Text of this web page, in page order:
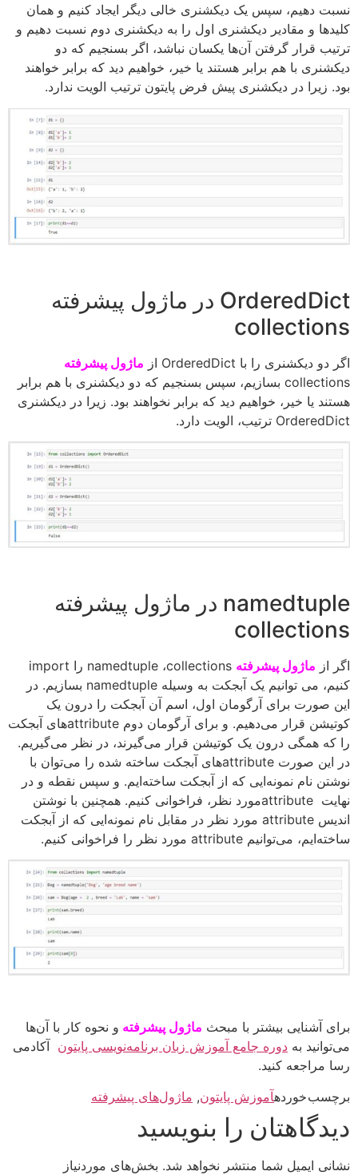
نسبت دهیم، سپس یک دیکشنری خالی دیگر ایجاد کنیم و همان
کلیدها و مقادیر دیکشنری اول را به دیکشنری دوم نسبت دهیم و
ترتیب قرار گرفتن آن‌ها یکسان نباشد، اگر بسنجیم که دو
دیکشنری با هم برابر هستند یا خیر، خواهیم دید که برابر خواهند
بود. زیرا در دیکشنری پیش فرض پایتون ترتیب الویت ندارد.
OrderedDict در ماژول پیشرفته
collections
اگر دو دیکشنری را با OrderedDict از
ماژول پیشرفته
collections بسازیم، سپس بسنجیم که دو دیکشنری با هم برابر
هستند یا خیر، خواهیم دید که برابر نخواهند بود. زیرا در دیکشنری
OrderedDict ترتیب، الویت دارد.
namedtuple در ماژول پیشرفته
collections
اگر از ماژول پیشرفته
namedtuple ،collections را import
کنیم، می توانیم یک آبجکت به وسیله namedtuple بسازیم. در
این صورت برای آرگومان اول، اسم آن آبجکت را درون یک
کوتیشن قرار می‌دهیم. و برای آرگومان دوم attributeهای آبجکت
را که همگی درون یک کوتیشن قرار می‌گیرند، در نظر می‌گیریم.
در این صورت attributeهای آبجکت ساخته شده را می‌توان با
نوشتن نام نمونه‌ایی که از آبجکت ساخته‌ایم. و سپس نقطه و در
نهایت attributeمورد نظر، فراخوانی کنیم. همچنین با نوشتن
اندیس attribute مورد نظر در مقابل نام نمونه‌ایی که از آبجکت
ساخته‌ایم، می‌توانیم attribute مورد نظر را فراخوانی کنیم.
برای آشنایی بیشتر با مبحث ماژول پیشرفته و نحوه کار با آن‌ها
می‌توانید به دوره جامع آموزش زبان برنامه‌نویسی پایتون آکادمی
رسا مراجعه کنید.
برچسب خوردهآموزش پایتون, ماژول‌های پیشرفته
دیدگاهتان را بنویسید
نشانی ایمیل شما منتشر نخواهد شد. بخش‌های موردنیاز